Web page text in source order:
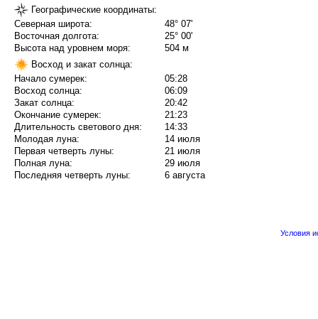
Географические координаты:
Северная широта:
48° 07'
Восточная долгота:
25° 00'
Высота над уровнем моря:
504 м
Восход и закат солнца:
Начало сумерек:
05:28
Восход солнца:
06:09
Закат солнца:
20:42
Окончание сумерек:
21:23
Длительность светового дня:
14:33
Молодая луна:
14 июля
Первая четверть луны:
21 июля
Полная луна:
29 июля
Последняя четверть луны:
6 августа
Условия